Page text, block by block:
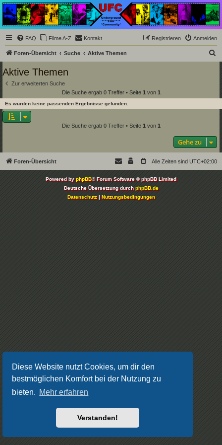
Diese Website nutzt Cookies, um dir den
bestmöglichen Komfort bei der Nutzung zu
bieten. Mehr erfahren
Verstanden!
Underground Film
Community
Die Underground Film Community ist ein deutschsprachiges Filmforum und ein Paradies
für Cineasten und Filmsüchtige jenseits des Mainstreams.
FAQ Filme A-Z Kontakt Anmelden
Registrieren
Foren-Übersicht Suche Aktive Themen
e
Aktive Themen
Zur erweiterten Suche
Die Suche ergab 0 Treffer • Seite 1 von 1
Es wurden keine passenden Ergebnisse gefunden.
Die Suche ergab 0 Treffer • Seite 1 von 1
Gehe zu
Foren-Übersicht Alle Zeiten sind UTC+02:00
Powered byphpBB® Forum Software © phpBB Limited
Deutsche Übersetzung durchphpBB.de
Datenschutz|Nutzungsbedingungen